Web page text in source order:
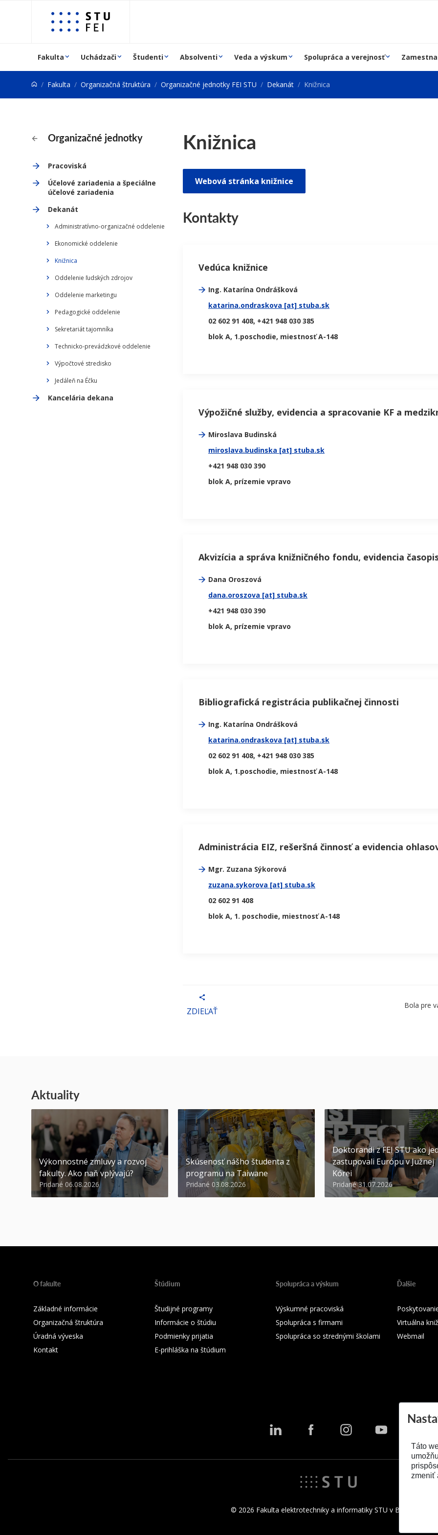
Prejsť na obsah
Fakulta Uchádzači Študenti Absolventi Veda a výskum Spolupráca a verejnosť
Fakulta Organizačná štruktúra Organizačné jednotky FEI STU Dekanát Knižnica
Organizačné jednotky
Pracoviská
Účelové zariadenia a špeciálne
účelové zariadenia
Dekanát
Administratívno-organizačné oddelenie
Ekonomické oddelenie
Knižnica
Oddelenie ľudských zdrojov
Oddelenie marketingu
Pedagogické oddelenie
Sekretariát tajomníka
Technicko-prevádzkové oddelenie
Výpočtové stredisko
Jedáleň na Éčku
Kancelária dekana
Knižnica
Webová stránka knižnice
Kontakty
Vedúca knižnice
Ing. Katarína Ondrášková
katarina.ondraskova [at] stuba.sk
02 602 91 408, +421 948 030 385
blok A, 1.poschodie, miestnosť A-148
Výpožičné služby, evidencia a spracovanie KF a
Miroslava Budinská
miroslava.budinska [at] stuba.sk
+421 948 030 390
blok A, prízemie vpravo
Akvizícia a správa knižničného fondu, evidencia
Dana Oroszová
dana.oroszova [at] stuba.sk
+421 948 030 390
blok A, prízemie vpravo
Bibliografická registrácia publikačnej činnosti
Ing. Katarína Ondrášková
katarina.ondraskova [at] stuba.sk
02 602 91 408, +421 948 030 385
blok A, 1.poschodie, miestnosť A-148
Administrácia EIZ, rešeršná činnosť a evidencia
Mgr. Zuzana Sýkorová
zuzana.sykorova [at] stuba.sk
02 602 91 408
blok A, 1. poschodie, miestnosť A-148
ZDIEĽAŤ
Bola pre
Aktuality
Výkonnostné zmluvy a rozvoj
fakulty. Ako naň vplývajú?
Pridané 06.08.2026
Skúsenosť nášho študenta z
programu na Taiwane
Pridané 03.08.2026
Doktorandi z FEI STU ako
zastupovali Európu v Južnej
Kórei
Pridané 31.07.2026
O fakulte
Základné informácie
Organizačná štruktúra
Úradná výveska
Kontakt
Štúdium
Študijné programy
Informácie o štúdiu
Podmienky prijatia
E-prihláška na štúdium
Spolupráca a výskum
Výskumné pracoviská
Spolupráca s firmami
Spolupráca so strednými školami
Ďalšie
Virtuálna
Webmail
© 2026 Fakulta elektrotechniky a informatiky STU v Bratislave
Táto
zmeniť